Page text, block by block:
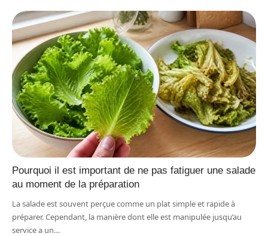
Pourquoi il est important de ne pas fatiguer une salade
au moment de la préparation
La salade est souvent perçue comme un plat simple et rapide à
préparer. Cependant, la manière dont elle est manipulée jusqu’au
service a un…